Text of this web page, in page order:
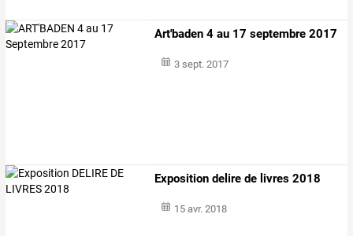
Art'baden 4 au 17 septembre 2017
3 sept. 2017
Exposition delire de livres 2018
15 avr. 2018